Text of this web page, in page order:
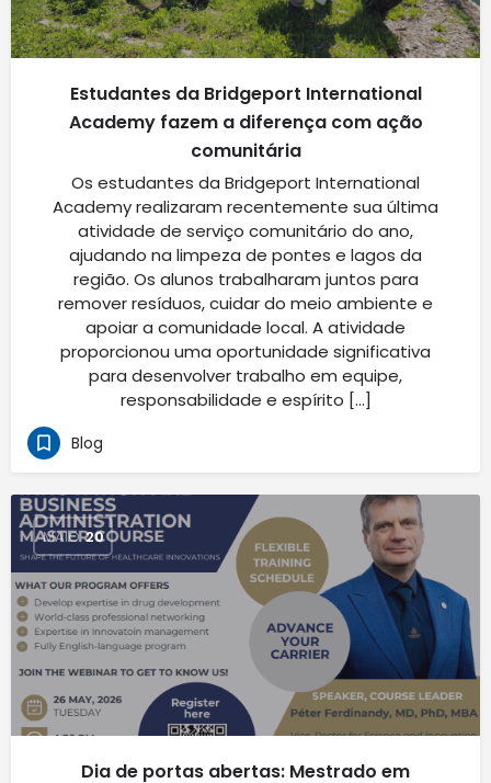
Estudantes da Bridgeport International
Academy fazem a diferença com ação
comunitária
Os estudantes da Bridgeport International
Academy realizaram recentemente sua última
atividade de serviço comunitário do ano,
ajudando na limpeza de pontes e lagos da
região. Os alunos trabalharam juntos para
remover resíduos, cuidar do meio ambiente e
apoiar a comunidade local. A atividade
proporcionou uma oportunidade significativa
para desenvolver trabalho em equipe,
responsabilidade e espírito […]
Blog
MAIO 20
Dia de portas abertas: Mestrado em